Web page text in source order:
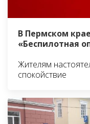
В Пермском
«Беспилотная
Жителям
спокойствие